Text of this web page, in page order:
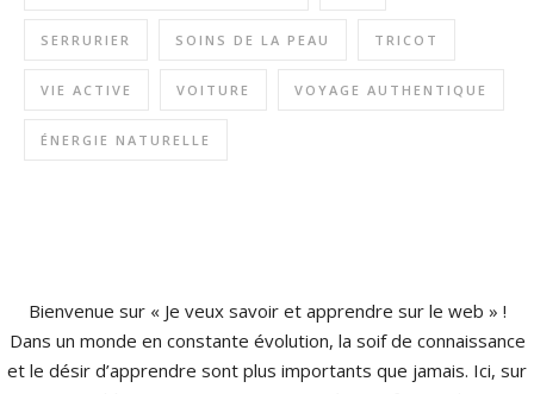
SERRURIER SOINS DE LA PEAU TRICOT
VIE ACTIVE VOITURE VOYAGE AUTHENTIQUE
ÉNERGIE NATURELLE
Bienvenue sur « Je veux savoir et apprendre sur le web » !
Dans un monde en constante évolution, la soif de connaissance
et le désir d’apprendre sont plus importants que jamais. Ici, sur